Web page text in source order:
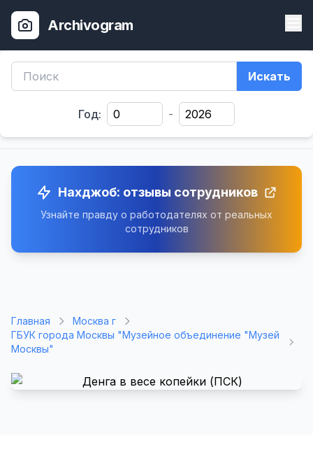
Archivogram
Искать
Год: -
Нахджоб: отзывы сотрудников
Узнайте правду о работодателях от реальных
сотрудников
Главная
Москва г
ГБУК города Москвы "Музейное объединение "Музей
Москвы"